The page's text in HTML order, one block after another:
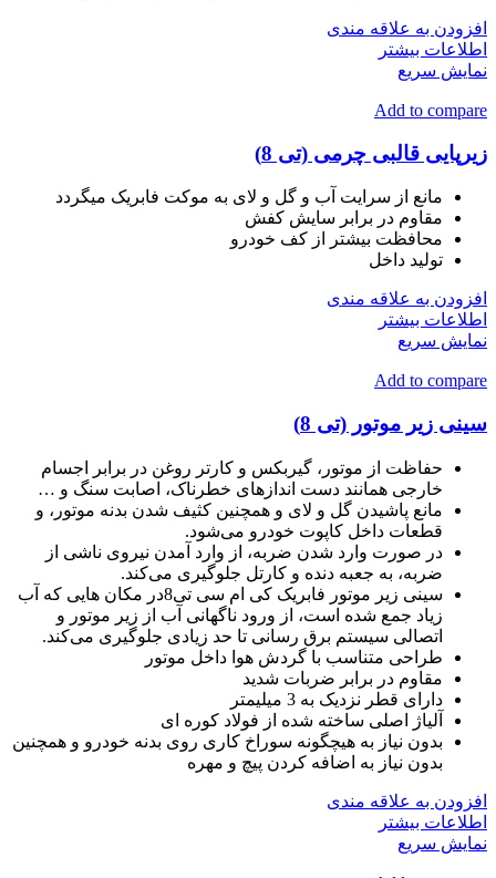
افزودن به علاقه مندی
اطلاعات بیشتر
نمایش سریع
Add to compare
زیرپایی قالبی چرمی (تی 8)
مانع از سرایت آب و گل و لای به موکت فابریک میگردد
مقاوم در برابر سایش کفش
محافظت بیشتر از کف خودرو
تولید داخل
افزودن به علاقه مندی
اطلاعات بیشتر
نمایش سریع
Add to compare
سینی زیر موتور (تی 8)
حفاظت از موتور، گیربکس و کارتر روغن در برابر اجسام
خارجی همانند دست اندازهای خطرناک، اصابت سنگ و …
مانع پاشیدن گل و لای و همچنین کثیف شدن بدنه موتور، و
قطعات داخل کاپوت خودرو می‌شود.
در صورت وارد شدن ضربه، از وارد آمدن نیروی ناشی از
ضربه، به جعبه دنده و کارتل جلوگیری می‌کند.
سینی زیر موتور فابریک کی ام سی تی8در مکان هایی که آب
زیاد جمع شده است، از ورود ناگهانی آب از زیر موتور و
اتصالی سیستم برق رسانی تا حد زیادی جلوگیری می‌کند.
طراحی متناسب با گردش هوا داخل موتور
مقاوم در برابر ضربات شدید
دارای قطر نزدیک به 3 میلیمتر
آلیاژ اصلی ساخته شده از فولاد کوره ای
بدون نیاز به هیچگونه سوراخ کاری روی بدنه خودرو و همچنین
بدون نیاز به اضافه کردن پیچ و مهره
افزودن به علاقه مندی
اطلاعات بیشتر
نمایش سریع